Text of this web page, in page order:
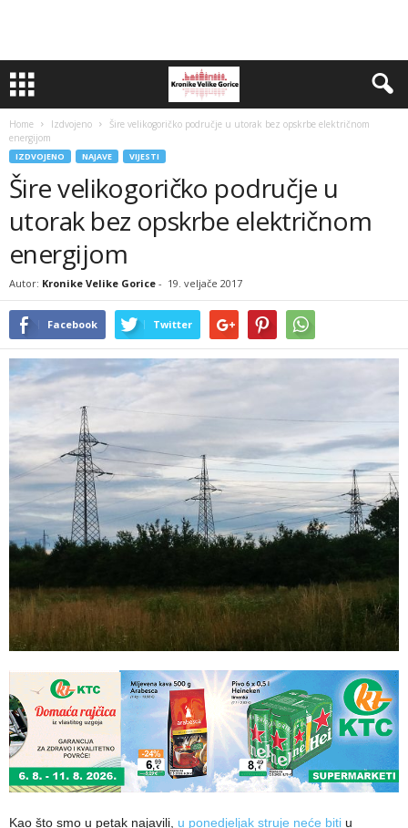
Home Izdvojeno
Šire velikogoričko područje u utorak bez opskrbe električnom
energijom
IZDVOJENO NAJAVE VIJESTI
Šire velikogoričko područje u
utorak bez opskrbe električnom
energijom
Autor: Kronike Velike Gorice - 19. veljače 2017
Facebook Twitter
Kao što smo u petak najavili, u ponedjeljak struje neće biti u